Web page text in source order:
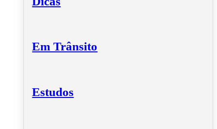
Em Trânsito
Estudos